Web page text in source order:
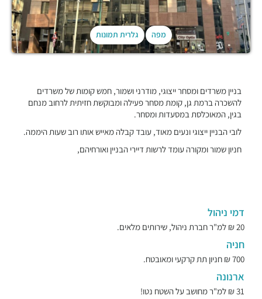
מפה גלרית תמונות
בניין משרדים ומסחר ייצוגי, מודרני ושמור, חמש קומות של משרדים
להשכרה ברמת גן, קומת מסחר פעילה ומבוקשת חזיתית לרחוב מנחם
בגין, המאוכלסת במסעדות ומסחר.
לובי הבניין ייצוגי ונעים מאוד, עובד קבלה מאייש אותו רוב שעות היממה.
חניון שמור ומקורה עומד לרשות דיירי הבניין ואורחיהם,
דמי ניהול
20 ₪ למ"ר חברת ניהול, שירותים מלאים.
חניה
700 ₪ חניון תת קרקעי ומאובטח.
ארנונה
31 ₪ למ"ר מחושב על השטח נטו!